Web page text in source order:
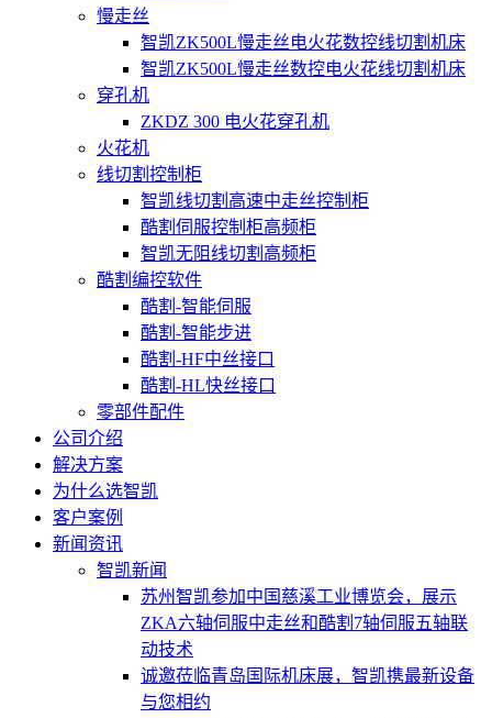
慢走丝
智凯ZK500L慢走丝电火花数控线切割机床
智凯ZK500L慢走丝数控电火花线切割机床
穿孔机
ZKDZ 300 电火花穿孔机
火花机
线切割控制柜
智凯线切割高速中走丝控制柜
酷割伺服控制柜高频柜
智凯无阻线切割高频柜
酷割编控软件
酷割-智能伺服
酷割-智能步进
酷割-HF中丝接口
酷割-HL快丝接口
零部件配件
公司介绍
解决方案
为什么选智凯
客户案例
新闻资讯
智凯新闻
苏州智凯参加中国慈溪工业博览会，展示
ZKA六轴伺服中走丝和酷割7轴伺服五轴联
动技术
诚邀莅临青岛国际机床展，智凯携最新设备
与您相约